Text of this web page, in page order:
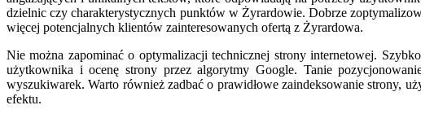
dzielnic czy charakterystycznych punktów w Żyrardowie. Dobrze
więcej potencjalnych klientów zainteresowanych ofertą z Żyrardowa.
Nie można zapominać o optymalizacji technicznej strony internetowej.
użytkownika i ocenę strony przez algorytmy Google. Tanie
wyszukiwarek. Warto również zadbać o prawidłowe zaindeksowanie strony,
efektu.